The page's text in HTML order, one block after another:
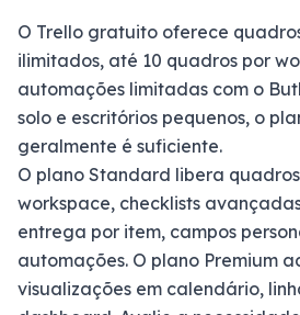
O Trello gratuito oferece
ilimitados, até 10 quadros por
automações limitadas com o
solo e escritórios pequenos, o
geralmente é suficiente.
O plano Standard libera
workspace, checklists
entrega por item, campos
automações. O plano Premium
visualizações em calendário,